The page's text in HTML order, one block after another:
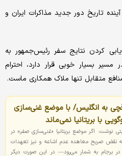
تاریخ دور جدید مذاکرات ایران و
کردن نتایج سفر رئیس‌جمهور به
بسیار خوبی قرار دارد، احترام
متقابل تنها ملاک همکاری ماست.
به انگلیس/ با موضع غنی‌سازی
با بریتانیا نمی‌ماند
نوشت: اگر موضع بریتانیا «غنی‌سازی صفر» در
نقض صریح معاهده عدم اشاعه و نیز تعهدات
در برجام به شمار می‌رود— در این صورت دیگر